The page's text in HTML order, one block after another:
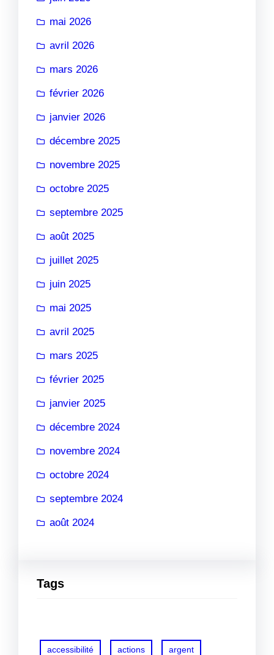
mai 2026
avril 2026
mars 2026
février 2026
janvier 2026
décembre 2025
novembre 2025
octobre 2025
septembre 2025
août 2025
juillet 2025
juin 2025
mai 2025
avril 2025
mars 2025
février 2025
janvier 2025
décembre 2024
novembre 2024
octobre 2024
septembre 2024
août 2024
Tags
accessibilité actions argent